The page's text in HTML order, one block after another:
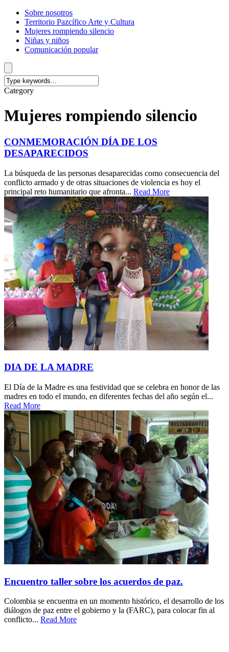
Sobre nosotros
Territorio Pazcífico Arte y Cultura
Mujeres rompiendo silencio
Niñas y niños
Comunicación popular
Category
Mujeres rompiendo silencio
CONMEMORACIÓN DÍA DE LOS
DESAPARECIDOS
La búsqueda de las personas desaparecidas como consecuencia del
conflicto armado y de otras situaciones de violencia es hoy el
principal reto humanitario que afronta... Read More
DIA DE LA MADRE
El Día de la Madre es una festividad que se celebra en honor de las
madres en todo el mundo, en diferentes fechas del año según el...
Read More
Encuentro taller sobre los acuerdos de paz.
Colombia se encuentra en un momento histórico, el desarrollo de los
diálogos de paz entre el gobierno y la (FARC), para colocar fin al
conflicto... Read More